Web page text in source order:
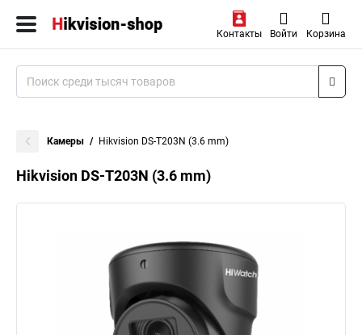
Контакты Войти Корзина
Камеры Hikvision DS-T203N (3.6 mm)
Hikvision DS-T203N (3.6 mm)